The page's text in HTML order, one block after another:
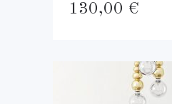
130,00 €